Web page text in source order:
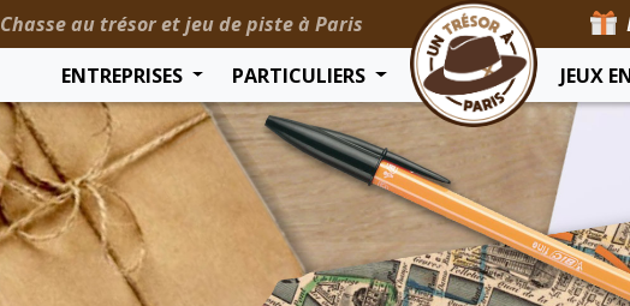
Chasse au trésor et jeu de piste à Paris
ENTREPRISES
PARTICULIERS JEUX